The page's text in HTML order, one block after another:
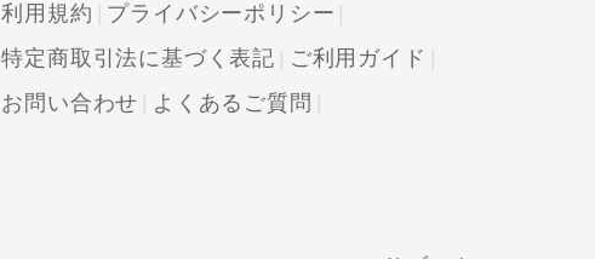
利用規約
プライバシーポリシー
特定商取引法に基づく表記
ご利用ガイド
お問い合わせ
よくあるご質問